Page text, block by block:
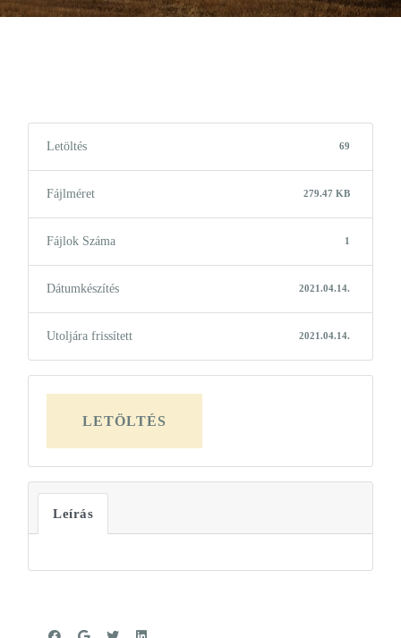
Letöltés 69
Fájlméret 279.47 KB
Fájlok Száma 1
Dátumkészítés 2021.04.14.
Utoljára frissített 2021.04.14.
LETÖLTÉS
Leírás